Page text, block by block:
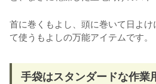
首に巻くもよし、頭に巻いて日よ
て使うもよしの万能アイテムです。
手袋はスタンダードな作業